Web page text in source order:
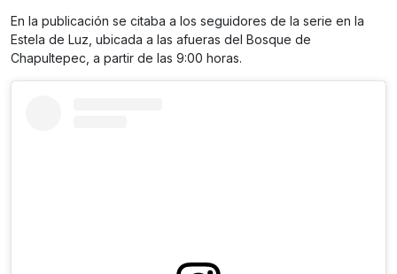
En la publicación se citaba a los seguidores de la serie en la
Estela de Luz, ubicada a las afueras del Bosque de
Chapultepec, a partir de las 9:00 horas.